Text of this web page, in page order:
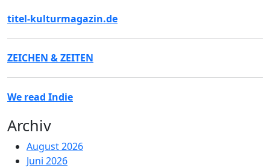
titel-kulturmagazin.de
ZEICHEN & ZEITEN
We read Indie
Archiv
August 2026
Juni 2026